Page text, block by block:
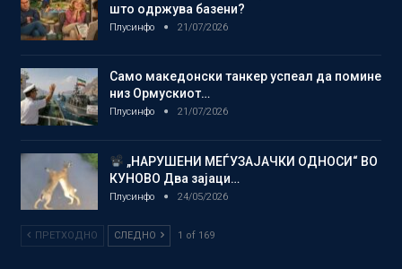
што одржува базени?
Плусинфо 21/07/2026
Само македонски танкер успеал да помине
низ Ормускиот…
Плусинфо 21/07/2026
„НАРУШЕНИ МЕЃУЗАЈАЧКИ ОДНОСИ“ ВО
КУНОВО Два зајаци…
Плусинфо 24/05/2026
ПРЕТХОДНО СЛЕДНО 1 of 169